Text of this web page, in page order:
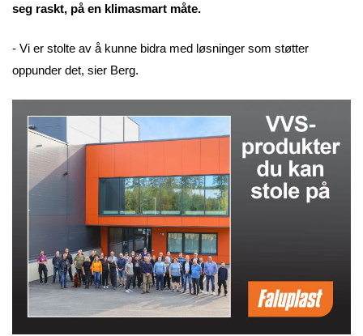
seg raskt, på en klimasmart måte.
- Vi er stolte av å kunne bidra med løsninger som støtter
oppunder det, sier Berg.